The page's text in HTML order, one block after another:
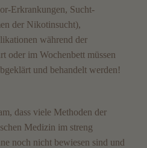
Erkrankungen, Sucht-
der Nikotinsucht),
während der
oder im Wochenbett müssen
und behandelt werden!
dass viele Methoden der
Medizin im streng
noch nicht bewiesen sind und